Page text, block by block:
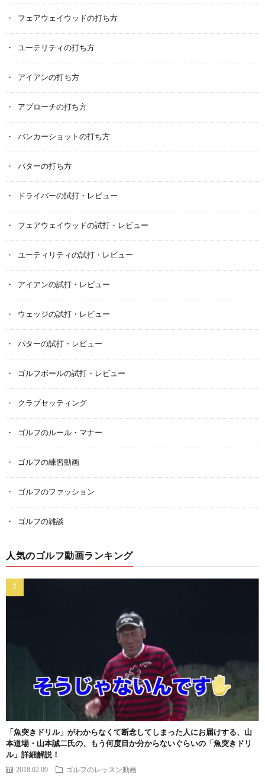
フェアウェイウッドの打ち方
ユーテリティの打ち方
アイアンの打ち方
アプローチの打ち方
バンカーショットの打ち方
パターの打ち方
ドライバーの試打・レビュー
フェアウェイウッドの試打・レビュー
ユーティリティの試打・レビュー
アイアンの試打・レビュー
ウェッジの試打・レビュー
パターの試打・レビュー
ゴルフボールの試打・レビュー
クラブセッティング
ゴルフのルール・マナー
ゴルフの練習動画
ゴルフのファッション
ゴルフの雑談
人気のゴルフ動画ランキング
「魚突きドリル」がわからなくて断念してしまった人にお届けする、山
本道場・山本誠二氏の、もう何度目か分からないぐらいの「魚突きドリ
ル」詳細解説！
2018.02.09 ゴルフのレッスン動画